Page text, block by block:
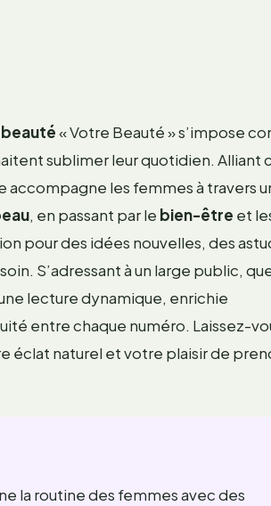
« Votre Beauté » s’impose
sublimer leur quotidien. Alliant
les femmes à travers
, en passant par le bien-être et
pour des idées nouvelles, des
S’adressant à un large public,
lecture dynamique, enrichie
entre chaque numéro. Laissez-
éclat naturel et votre plaisir de
la routine des femmes avec des